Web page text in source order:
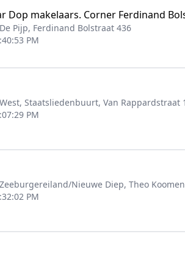
Dop makelaars. Corner Ferdinand
Pijp, Ferdinand Bolstraat 436
PM
Staatsliedenbuurt, Van Rappardstraat 1
PM
Nieuwe Diep, Theo
PM